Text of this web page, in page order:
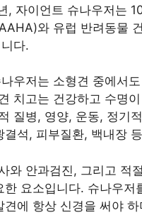
, 자이언트 슈나우저는
와 유럽 반려동물
다.
우저는 소형견 중에서
치고는 건강하고 수명
질병, 영양, 운동, 정기
결석, 피부질환, 백내장
와 안과검진, 그리고 적
한 요소입니다. 슈나우
견에 항상 신경을 써야